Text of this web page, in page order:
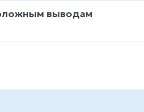
выводам